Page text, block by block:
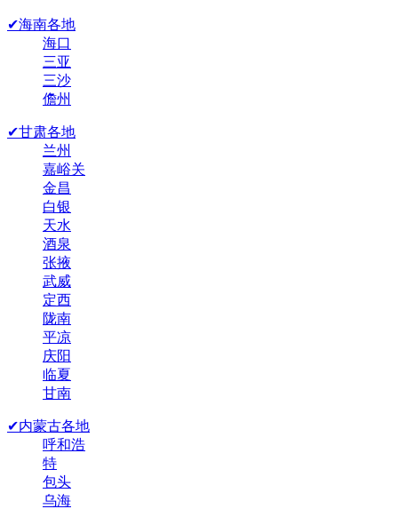
✔海南各地
海口
三亚
三沙
儋州
✔甘肃各地
兰州
嘉峪关
金昌
白银
天水
酒泉
张掖
武威
定西
陇南
平凉
庆阳
临夏
甘南
✔内蒙古各地
呼和浩
特
包头
乌海